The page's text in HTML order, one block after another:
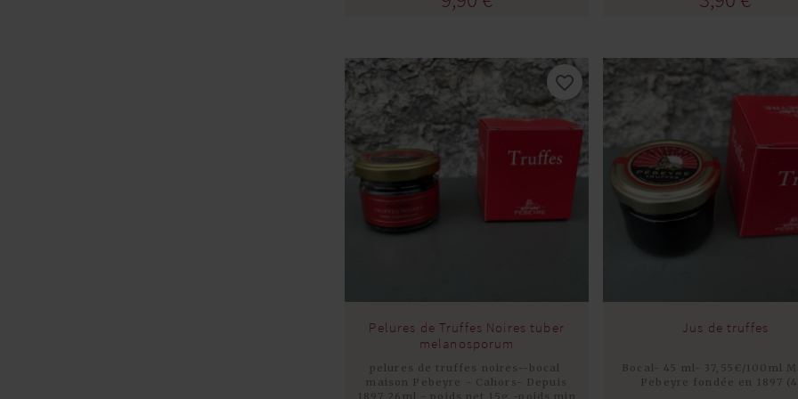
Pelures de Truffes Noires tuber
melanosporum
pelures de truffes noires--bocal
maison Pebeyre - Cahors- Depuis
1897 26ml - poids net 15g -poids min
favorite_border
Jus de truffes
Bocal- 45 ml- 37,55€/100ml
Pebeyre fondée en 1897